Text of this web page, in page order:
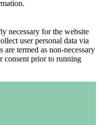
necessary for the website
user personal data via
are termed as non-necessary
consent prior to running